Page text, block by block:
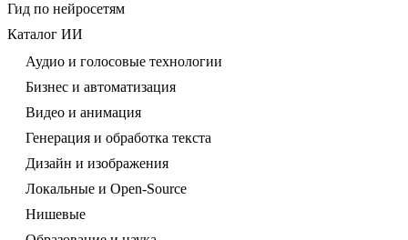
Гид по нейросетям
Каталог ИИ
Аудио и голосовые технологии
Бизнес и автоматизация
Видео и анимация
Генерация и обработка текста
Дизайн и изображения
Локальные и Open-Source
Нишевые